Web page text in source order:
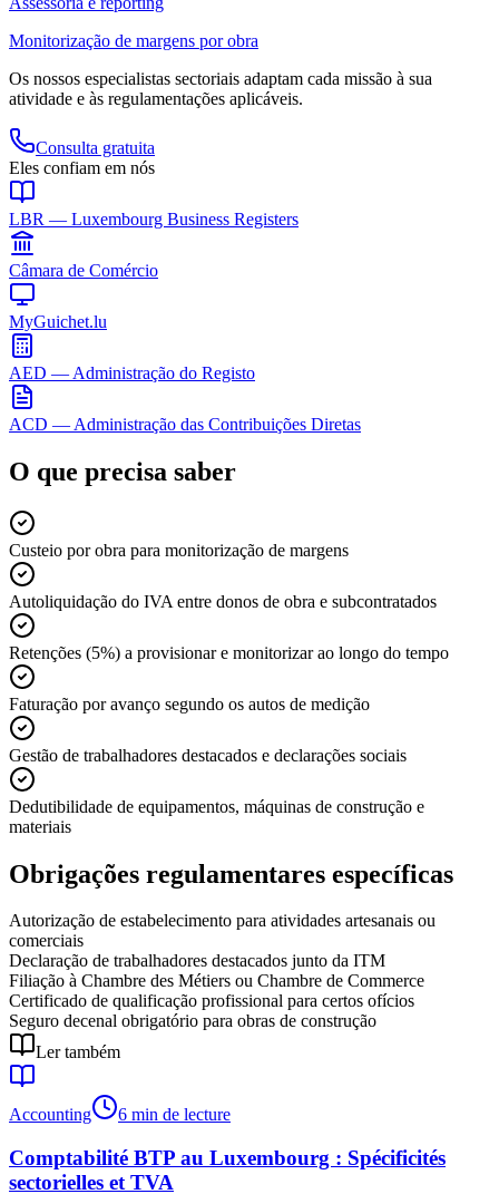
Monitorização de margens por obra
Os nossos especialistas sectoriais adaptam cada missão à sua
atividade e às regulamentações aplicáveis.
Consulta gratuita
Eles confiam em nós
LBR — Luxembourg Business Registers
Câmara de Comércio
MyGuichet.lu
AED — Administração do Registo
ACD — Administração das Contribuições Diretas
O que precisa saber
Custeio por obra para monitorização de margens
Autoliquidação do IVA entre donos de obra e subcontratados
Retenções (5%) a provisionar e monitorizar ao longo do tempo
Faturação por avanço segundo os autos de medição
Gestão de trabalhadores destacados e declarações sociais
Dedutibilidade de equipamentos, máquinas de construção e
materiais
Obrigações regulamentares específicas
Autorização de estabelecimento para atividades artesanais ou
comerciais
Declaração de trabalhadores destacados junto da ITM
Filiação à Chambre des Métiers ou Chambre de Commerce
Certificado de qualificação profissional para certos ofícios
Seguro decenal obrigatório para obras de construção
Ler também
Accounting 6 min de lecture
Comptabilité BTP au Luxembourg : Spécificités
sectorielles et TVA